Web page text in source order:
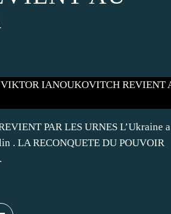
PAR LES URNES L’Ukraine a
. LA RECONQUETE DU POUVOIR